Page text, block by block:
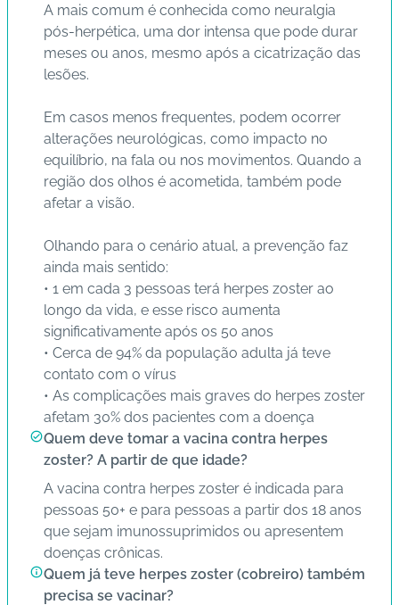
o
x
e
A
P
A mais comum é conhecida como neuralgia
pós-herpética, uma dor intensa que pode durar
meses ou anos, mesmo após a cicatrização das
lesões.
Em casos menos frequentes, podem ocorrer
alterações neurológicas, como impacto no
equilíbrio, na fala ou nos movimentos. Quando a
região dos olhos é acometida, também pode
afetar a visão.
Olhando para o cenário atual, a prevenção faz
ainda mais sentido:
• 1 em cada 3 pessoas terá herpes zoster ao
longo da vida, e esse risco aumenta
significativamente após os 50 anos
• Cerca de 94% da população adulta já teve
contato com o vírus
• As complicações mais graves do herpes zoster
afetam 30% dos pacientes com a doença
Quem deve tomar a vacina contra herpes
zoster? A partir de que idade?
A vacina contra herpes zoster é indicada para
pessoas 50+ e para pessoas a partir dos 18 anos
que sejam imunossuprimidos ou apresentem
doenças crônicas.
Quem já teve herpes zoster (cobreiro) também
precisa se vacinar?